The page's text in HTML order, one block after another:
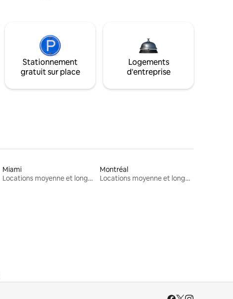
Stationnement
gratuit sur place
Logements
d'entreprise
Miami
Locations moyenne et longue durée
Montréal
Locations moyenne et longue durée